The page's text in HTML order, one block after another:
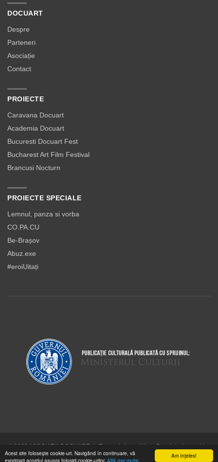
Am înţeles!
Acest site foloseşte cookie-uri. Navigând în continuare, vă
exprimaţi acordul asupra folosirii cookie-urilor. Află mai multe
DOCUART
Despre
Parteneri
Asociație
Contact
PROIECTE
Caravana Docuart
Academia Docuart
Bucuresti Docuart Fest
Bucharest Art Film Festival
Brancusi Nocturn
PROIECTE SPECIALE
Lemnul, panza si vorba
CO.PA.CU
Be-Brașov
Abuz.exe
#eroiUitați
© 2026 ASOCIAŢIA DOCUART | Termeni şi condiţii |
Cum folosim cookie-
urile